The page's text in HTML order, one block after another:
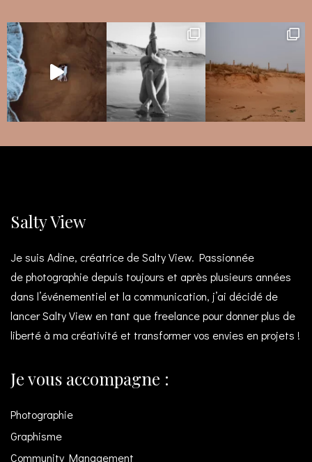
Salty View
Je suis Adine, créatrice de Salty View. Passionnée
de photographie depuis toujours et après plusieurs années
dans l’événementiel et la communication, j’ai décidé de
lancer Salty View en tant que freelance pour donner plus de
liberté à ma créativité et transformer vos envies en projets !
Je vous accompagne :
Photographie
Graphisme
Community Management